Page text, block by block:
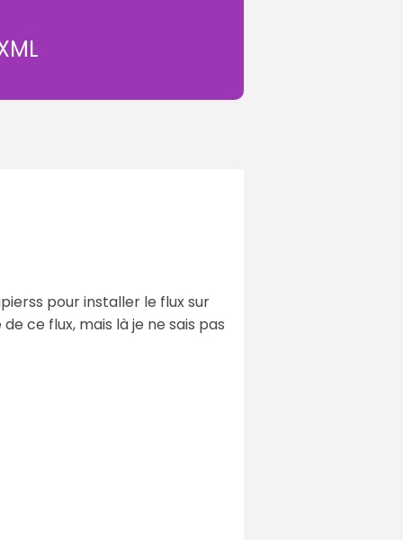
pour installer le flux sur
ce flux, mais là je ne sais pas